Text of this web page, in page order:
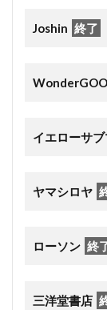
Joshin 終了
イエローサブ
ヤマシロヤ
ローソン 終
三洋堂書店